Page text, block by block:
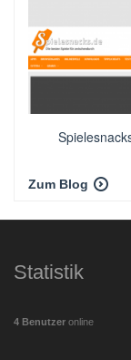
Zum Blog
Statistik
4 Benutzer online